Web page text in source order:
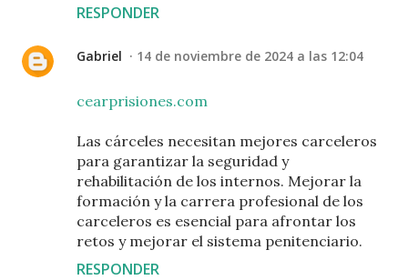
RESPONDER
Gabriel 14 de noviembre de 2024 a las 12:04
cearprisiones.com
Las cárceles necesitan mejores carceleros
para garantizar la seguridad y
rehabilitación de los internos. Mejorar la
formación y la carrera profesional de los
carceleros es esencial para afrontar los
retos y mejorar el sistema penitenciario.
RESPONDER